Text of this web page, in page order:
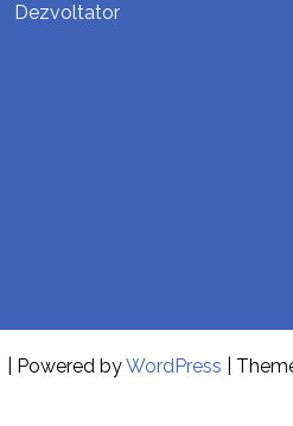
Dezvoltator
| Powered byWordPress |